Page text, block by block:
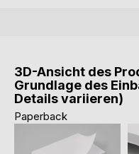
3D-Ansicht des
Grundlage des
Details variieren)
Paperback